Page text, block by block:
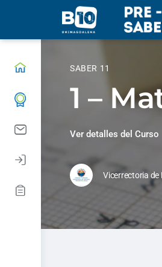
SABER 11
1 –
Ver detalles del Curso
Vicerrectoria de